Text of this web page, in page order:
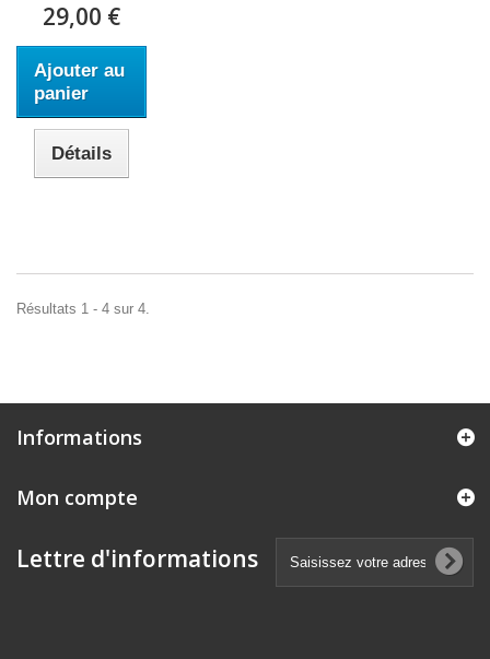
29,00 €
Ajouter au
panier
Détails
Résultats 1 - 4 sur 4.
Informations
Mon compte
Lettre d'informations